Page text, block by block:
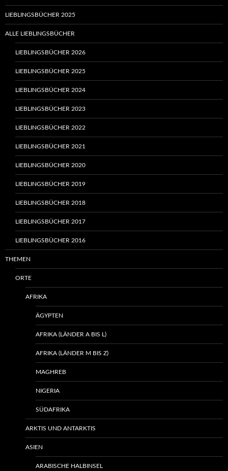
LIEBLINGSBÜCHER 2025
ALLE LIEBLINGSBÜCHER
LIEBLINGSBÜCHER 2026
LIEBLINGSBÜCHER 2025
LIEBLINGSBÜCHER 2024
LIEBLINGSBÜCHER 2023
LIEBLINGSBÜCHER 2022
LIEBLINGSBÜCHER 2021
LIEBLINGSBÜCHER 2020
LIEBLINGSBÜCHER 2019
LIEBLINGSBÜCHER 2018
LIEBLINGSBÜCHER 2017
LIEBLINGSBÜCHER 2016
THEMEN
ORTE
AFRIKA
ÄGYPTEN
AFRIKA (LÄNDER A BIS L)
AFRIKA (LÄNDER M BIS Z)
MAGHREB
NIGERIA
SÜDAFRIKA
ARKTIS UND ANTARKTIS
ASIEN
ARABISCHE HALBINSEL